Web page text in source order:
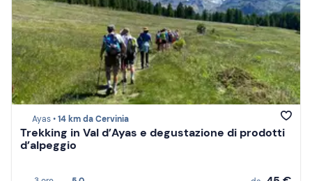
Ayas •14 km da Cervinia
Trekking in Val d’Ayas e degustazione di prodotti
d’alpeggio